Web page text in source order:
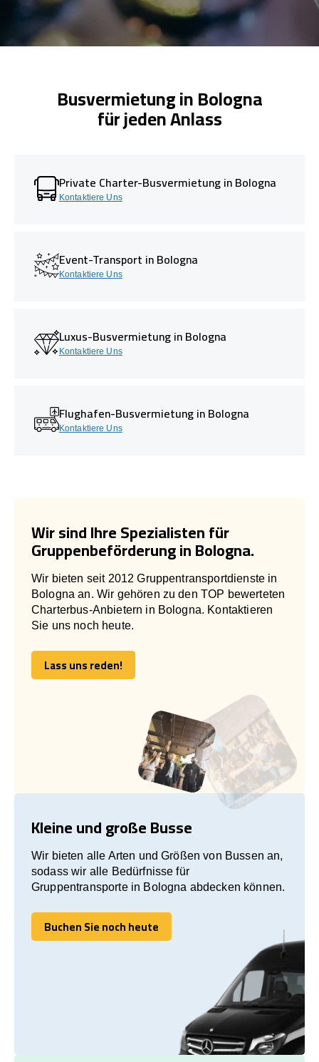
Busvermietung in Bologna
für jeden Anlass
Private Charter-Busvermietung in Bologna
Kontaktiere Uns
Event-Transport in Bologna
Kontaktiere Uns
Luxus-Busvermietung in Bologna
Kontaktiere Uns
Flughafen-Busvermietung in Bologna
Kontaktiere Uns
Wir sind Ihre Spezialisten für
Gruppenbeförderung in Bologna.
Wir bieten seit 2012 Gruppentransportdienste in
Bologna an. Wir gehören zu den TOP bewerteten
Charterbus-Anbietern in Bologna. Kontaktieren
Sie uns noch heute.
Lass uns reden!
Lass uns reden!
Kleine und große Busse
Wir bieten alle Arten und Größen von Bussen an,
sodass wir alle Bedürfnisse für
Gruppentransporte in Bologna abdecken können.
Buchen Sie noch heute
Buchen Sie noch heute